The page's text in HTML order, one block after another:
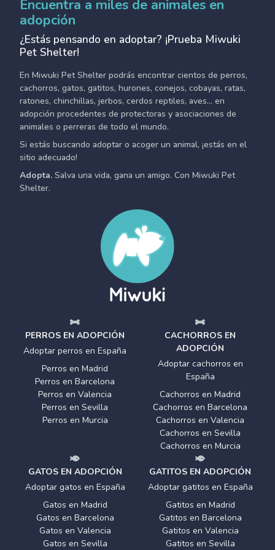
Encuentra a miles de animales en
adopción
¿Estás pensando en adoptar? ¡Prueba Miwuki
Pet Shelter!
En Miwuki Pet Shelter podrás encontrar cientos de perros,
cachorros, gatos, gatitos, hurones, conejos, cobayas, ratas,
ratones, chinchillas, jerbos, cerdos reptiles, aves... en
adopción procedentes de protectoras y asociaciones de
animales o perreras de todo el mundo.
Si estás buscando adoptar o acoger un animal, ¡estás en el
sitio adecuado!
Adopta. Salva una vida, gana un amigo. Con Miwuki Pet
Shelter.
PERROS EN ADOPCIÓN
Adoptar perros en España
Perros en Madrid
Perros en Barcelona
Perros en Valencia
Perros en Sevilla
Perros en Murcia
CACHORROS EN
ADOPCIÓN
Adoptar cachorros en
España
Cachorros en Madrid
Cachorros en Barcelona
Cachorros en Valencia
Cachorros en Sevilla
Cachorros en Murcia
GATOS EN ADOPCIÓN
Adoptar gatos en España
Gatos en Madrid
Gatos en Barcelona
Gatos en Valencia
Gatos en Sevilla
GATITOS EN ADOPCIÓN
Adoptar gatitos en España
Gatitos en Madrid
Gatitos en Barcelona
Gatitos en Valencia
Gatitos en Sevilla